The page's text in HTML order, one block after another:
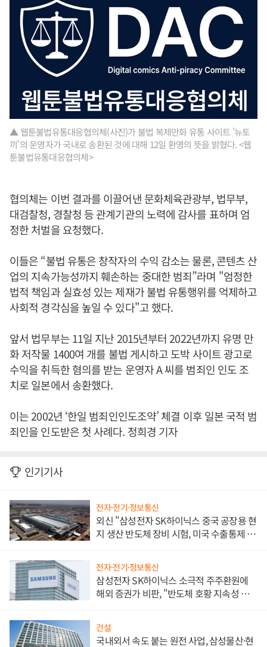
▲ 웹툰불법유통대응협의체(사진)가 불법 복제만화 유통 사이트 '뉴토
끼'의 운영자가 국내로 송환된 것에 대해 12일 환영의 뜻을 밝혔다. <웹
툰불법유통대응협의체>
협의체는 이번 결과를 이끌어낸 문화체육관광부, 법무부,
대검찰청, 경찰청 등 관계기관의 노력에 감사를 표하며 엄
정한 처벌을 요청했다.
이들은 “불법 유통은 창작자의 수익 감소는 물론, 콘텐츠 산
업의 지속가능성까지 훼손하는 중대한 범죄”라며 "엄정한
법적 책임과 실효성 있는 제재가 불법 유통행위를 억제하고
사회적 경각심을 높일 수 있다"고 했다.
앞서 법무부는 11일 지난 2015년부터 2022년까지 유명 만
화 저작물 1400여 개를 불법 게시하고 도박 사이트 광고로
수익을 취득한 혐의를 받는 운영자 A 씨를 범죄인 인도 조
치로 일본에서 송환했다.
이는 2002년 ‘한일 범죄인인도조약’ 체결 이후 일본 국적 범
죄인을 인도받은 첫 사례다. 정희경 기자
인기기사
전자·전기·정보통신
외신 "삼성전자 SK하이닉스 중국 공장용 현
지 생산 반도체 장비 시험, 미국 수출통제 대
전자·전기·정보통신
삼성전자 SK하이닉스 소극적 주주환원에
해외 증권가 비판, "반도체 호황 지속성 의
건설
국내외서 속도 붙는 원전 사업, 삼성물산·현